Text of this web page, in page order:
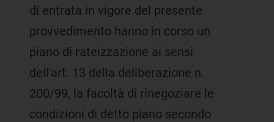
di entrata in vigore del presente
provvedimento hanno in corso un
piano di rateizzazione ai sensi
dell'art. 13 della deliberazione n.
200/99, la facoltà di rinegoziare le
condizioni di detto piano secondo